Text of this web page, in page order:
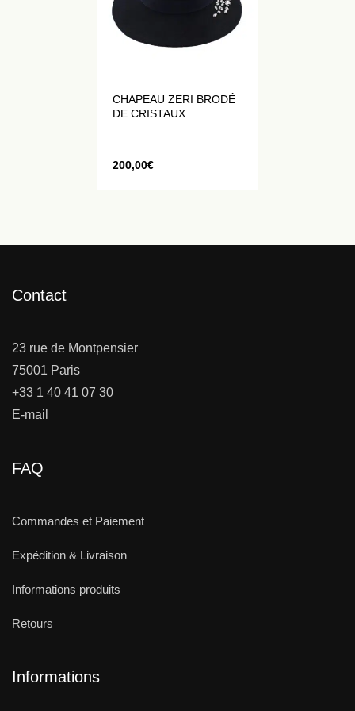
CHAPEAU ZERI BRODÉ
DE CRISTAUX
200,00€
Contact
23 rue de Montpensier
75001 Paris
+33 1 40 41 07 30
E-mail
FAQ
Commandes et Paiement
Expédition & Livraison
Informations produits
Retours
Informations